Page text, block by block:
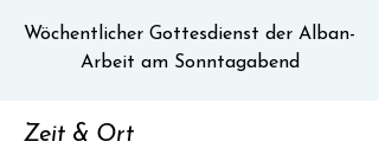
Wöchentlicher Gottesdienst der Alban-
Zeit & Ort